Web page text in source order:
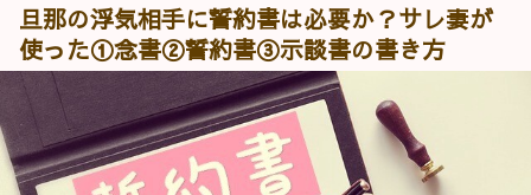
旦那の浮気相手に誓約書は必要か？サレ妻が
使った①念書②誓約書③示談書の書き方